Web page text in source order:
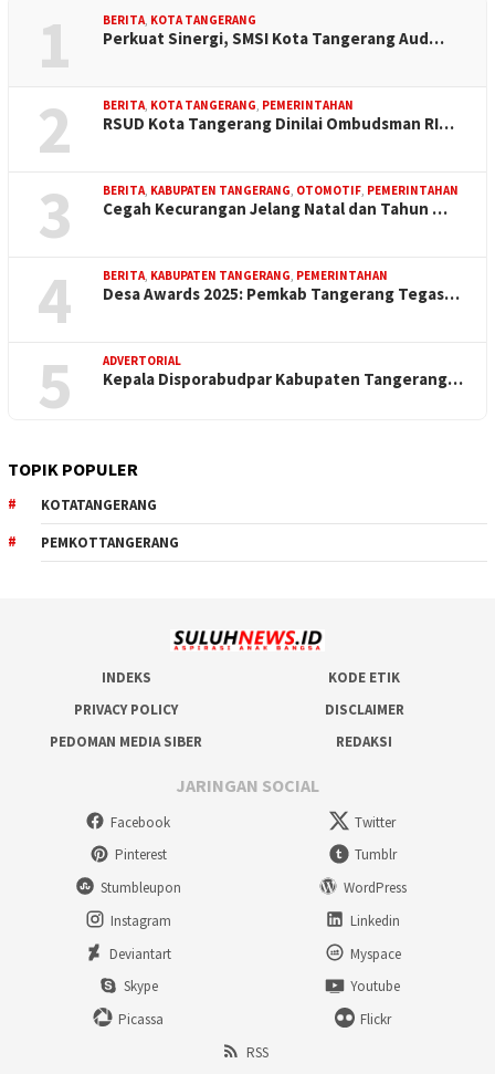
1 BERITA KOTA TANGERANG
Perkuat Sinergi, SMSI Kota Tangerang Aud…
2 BERITA KOTA TANGERANG PEMERINTAHAN
RSUD Kota Tangerang Dinilai Ombudsman RI…
3 BERITA KABUPATEN TANGERANG OTOMOTIF PEMERINTAHAN
Cegah Kecurangan Jelang Natal dan Tahun …
4 BERITA KABUPATEN TANGERANG PEMERINTAHAN
Desa Awards 2025: Pemkab Tangerang Tegas…
5 ADVERTORIAL
Kepala Disporabudpar Kabupaten Tangerang…
TOPIK POPULER
KOTATANGERANG
PEMKOTTANGERANG
INDEKS
KODE ETIK
PRIVACY POLICY
DISCLAIMER
PEDOMAN MEDIA SIBER
REDAKSI
JARINGAN SOCIAL
Facebook
Twitter
Pinterest
Tumblr
Stumbleupon
WordPress
Instagram
Linkedin
Deviantart
Myspace
Skype
Youtube
Picassa
Flickr
RSS